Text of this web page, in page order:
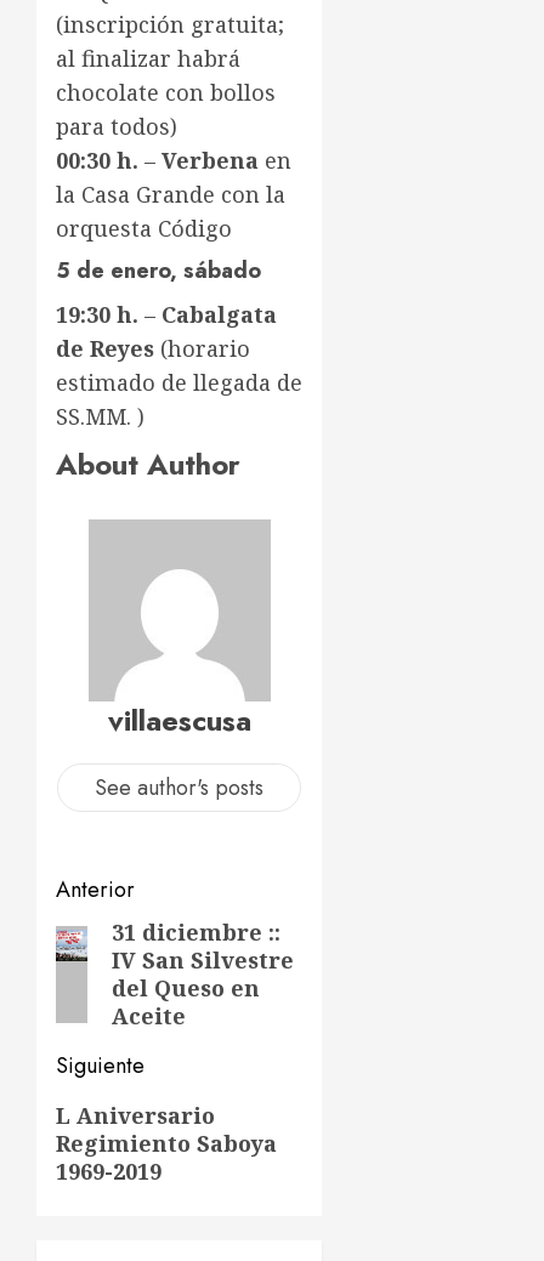
(inscripción gratuita;
al finalizar habrá
chocolate con bollos
para todos)
00:30 h. – Verbena en
la Casa Grande con la
orquesta Código
5 de enero, sábado
19:30 h. – Cabalgata
de Reyes (horario
estimado de llegada de
SS.MM. )
About Author
villaescusa
See author's posts
Navegación
de
entradas
Anterior
Entrada
anterior:
31 diciembre ::
IV San Silvestre
del Queso en
Aceite
Siguiente
Siguiente
entrada:
L Aniversario
Regimiento Saboya
1969-2019